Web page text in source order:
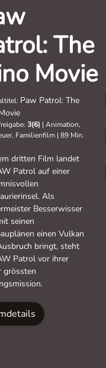
The
Movie
Paw Patrol: The
3(6) | Animation,
Familienfilm | 89 Min.
dritten Film landet
Patrol auf einer
Als
Besserwisser
seinen
einen Vulkan
bringt, steht
Patrol vor ihrer
grössten